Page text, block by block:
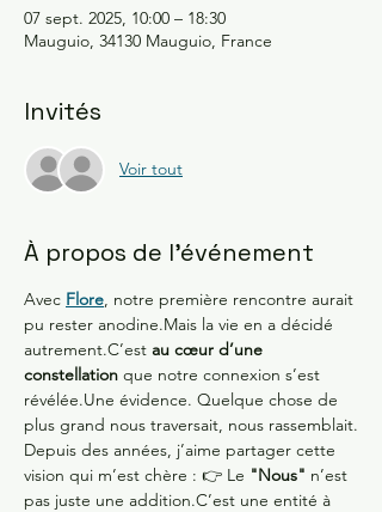
07 sept. 2025, 10:00 – 18:30
Mauguio, 34130 Mauguio, France
Invités
Voir tout
À propos de l'événement
Avec Flore, notre première rencontre aurait
pu rester anodine.Mais la vie en a décidé
autrement.C’est au cœur d’une
constellation que notre connexion s’est
révélée.Une évidence. Quelque chose de
plus grand nous traversait, nous rassemblait.
Depuis des années, j’aime partager cette
vision qui m’est chère : 👉 Le "Nous" n’est
pas juste une addition.C’est une entité à